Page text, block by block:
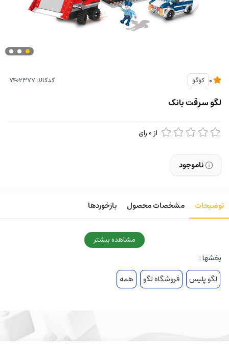
کوگو کدکالا:
لگو سرقت بانک
از 0 رای
ناموجود
توضیحات مشخصات محصول بازخوردها
مشاهده بیشتر
بخشها :
لگو پلیس
فروشگاه لگو همه